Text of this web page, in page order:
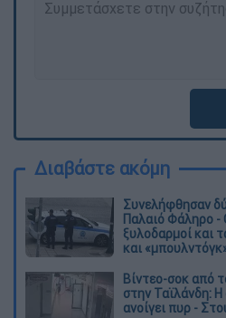
Διαβάστε ακόμη
Συνελήφθησαν
Παλαιό Φάληρο -
ξυλοδαρμοί και
και
Βίντεο-σοκ από
στην Ταϊλάνδη:
ανοίγει πυρ -